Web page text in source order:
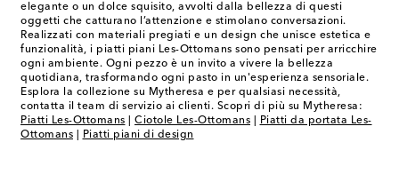
elegante o un dolce squisito, avvolti dalla bellezza di questi
oggetti che catturano l’attenzione e stimolano conversazioni.
Realizzati con materiali pregiati e un design che unisce estetica e
funzionalità, i piatti piani Les-Ottomans sono pensati per arricchire
ogni ambiente. Ogni pezzo è un invito a vivere la bellezza
quotidiana, trasformando ogni pasto in un'esperienza sensoriale.
Esplora la collezione su Mytheresa e per qualsiasi necessità,
contatta il team di servizio ai clienti. Scopri di più su Mytheresa:
Piatti Les-Ottomans
Ciotole Les-Ottomans
Piatti da portata Les-
Ottomans
Piatti piani di design